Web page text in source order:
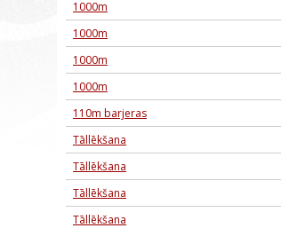
1000m
1000m
1000m
1000m
110m barjeras
Tāllēkšana
Tāllēkšana
Tāllēkšana
Tāllēkšana